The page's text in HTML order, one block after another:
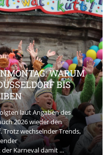
WARUM
BIS
laut Angaben des
2026 wieder den
Trotz wechselnder Trends,
Karneval damit ...